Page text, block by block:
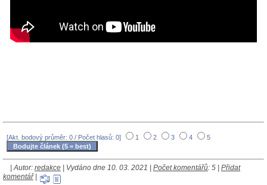
[Akt. bodový průměr: 0 / Počet hlasů: 0] 1 2 3 4 5
| Autor: redakce | Vydáno dne 10. 03. 2021 | Počet komentářů: 5 | Přidat
komentář|